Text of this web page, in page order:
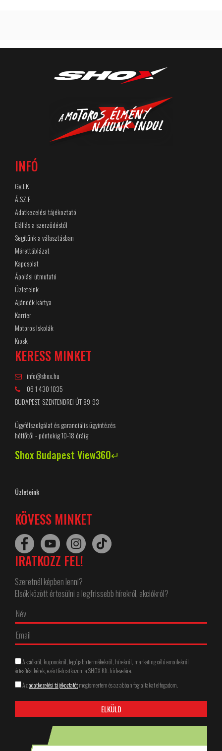
INFÓ
Gy.I.K
Á.SZ.F
Adatkezelési tájékoztató
Elállás a szerződéstől
Segítünk a választásban
Mérettáblázat
Kapcsolat
Ápolási útmutató
Üzleteink
Ajándék kártya
Karrier
Motoros Iskolák
Kiosk
KERESS MINKET
info@shox.hu
06 1 430 1035
BUDAPEST, SZENTENDREI ÚT 89-93
Ügyfélszolgálat és garanciális ügyintézés
hétfőtől - péntekig 10-18 óráig
Shox Budapest View360↵
Üzleteink
KÖVESS MINKET
IRATKOZZ FEL!
Szeretnél képben lenni?
Elsők között értesülni a legfrissebb hírekről, akciókról?
Akciókról, kuponokról, legújabb termékekről, hírekről, marketing célú emailekről
értesítést kérek, ezért feliratkozom a SHOX Kft. hírlevelére.
Azadatkezelési tájékoztatótmegismertem és az abban foglaltakat elfogadom.